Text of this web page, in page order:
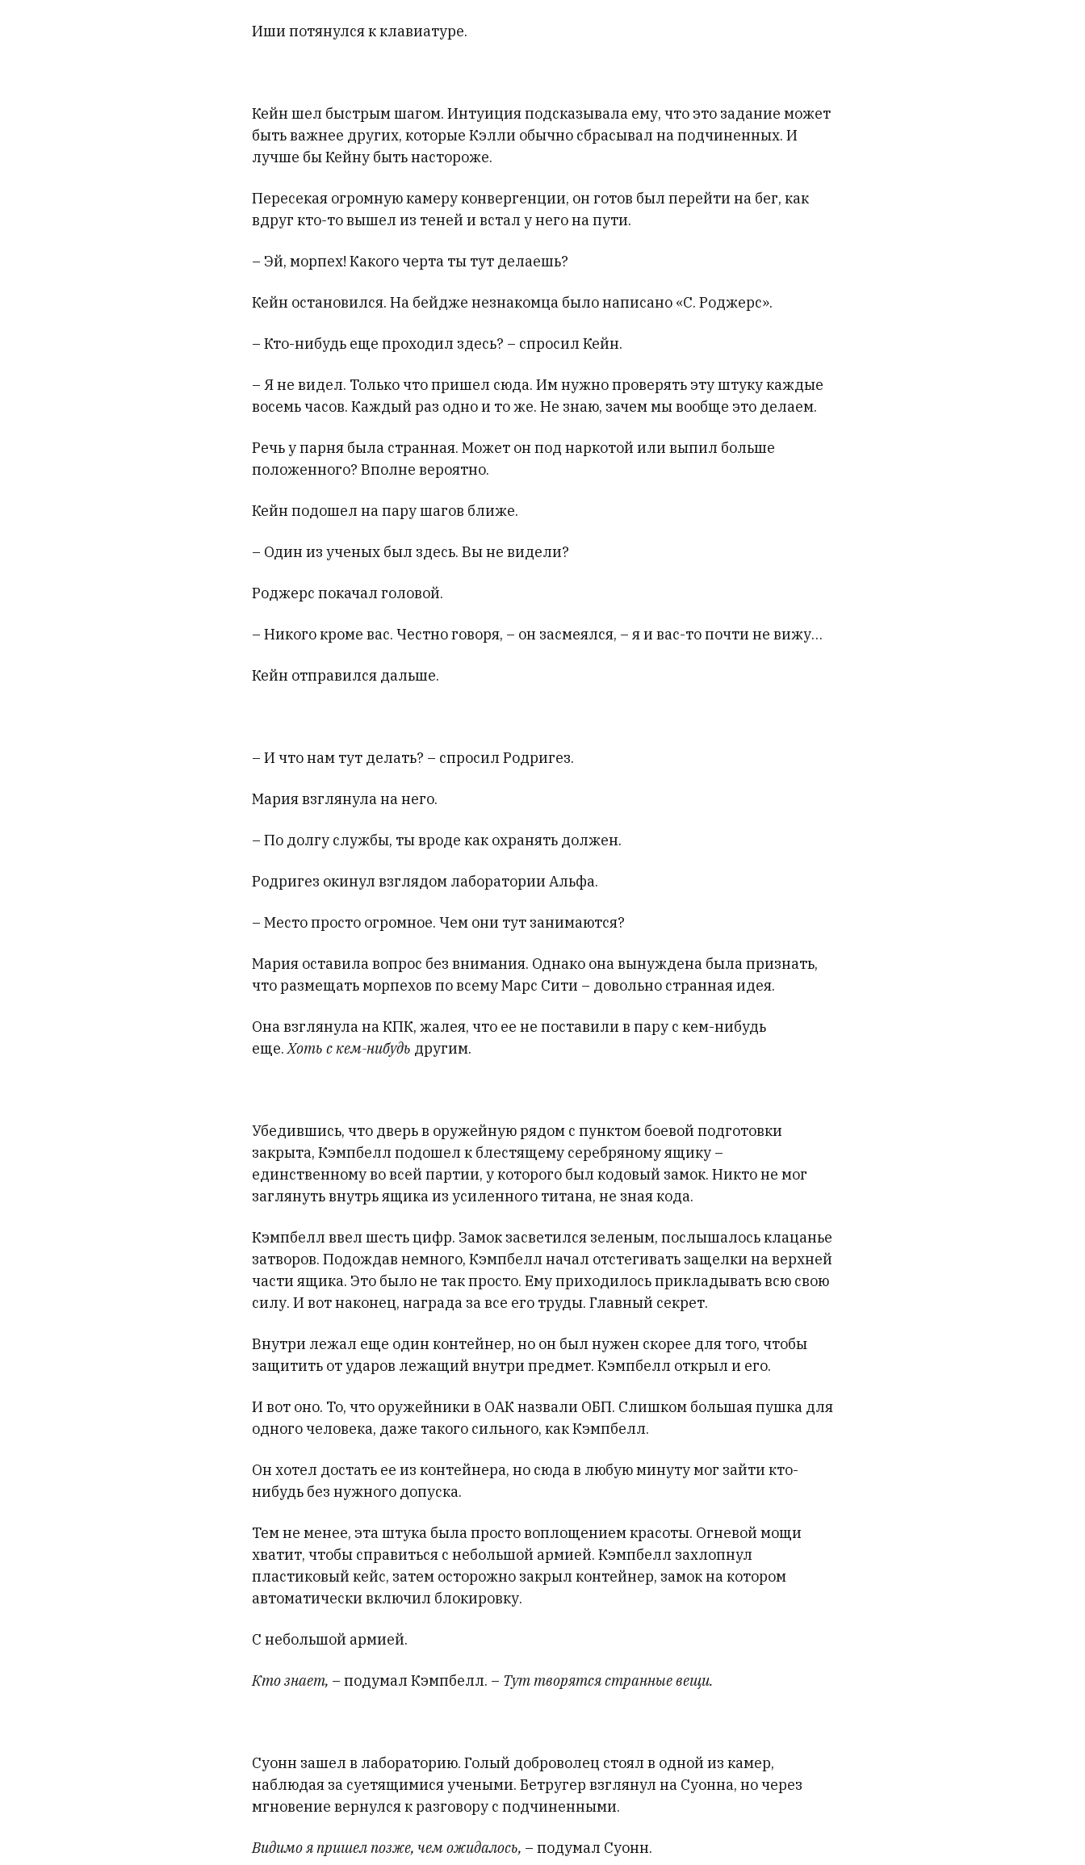
Иши потянулся к клавиатуре.
Кейн шел быстрым шагом. Интуиция подсказывала ему, что это задание может
быть важнее других, которые Кэлли обычно сбрасывал на подчиненных. И
лучше бы Кейну быть настороже.
Пересекая огромную камеру конвергенции, он готов был перейти на бег, как
вдруг кто-то вышел из теней и встал у него на пути.
– Эй, морпех! Какого черта ты тут делаешь?
Кейн остановился. На бейдже незнакомца было написано «С. Роджерс».
– Кто-нибудь еще проходил здесь? – спросил Кейн.
– Я не видел. Только что пришел сюда. Им нужно проверять эту штуку каждые
восемь часов. Каждый раз одно и то же. Не знаю, зачем мы вообще это делаем.
Речь у парня была странная. Может он под наркотой или выпил больше
положенного? Вполне вероятно.
Кейн подошел на пару шагов ближе.
– Один из ученых был здесь. Вы не видели?
Роджерс покачал головой.
– Никого кроме вас. Честно говоря, – он засмеялся, – я и вас-то почти не вижу…
Кейн отправился дальше.
– И что нам тут делать? – спросил Родригез.
Мария взглянула на него.
– По долгу службы, ты вроде как охранять должен.
Родригез окинул взглядом лаборатории Альфа.
– Место просто огромное. Чем они тут занимаются?
Мария оставила вопрос без внимания. Однако она вынуждена была признать,
что размещать морпехов по всему Марс Сити – довольно странная идея.
Она взглянула на КПК, жалея, что ее не поставили в пару с кем-нибудь
еще.Хоть с кем-нибудь другим.
Убедившись, что дверь в оружейную рядом с пунктом боевой подготовки
закрыта, Кэмпбелл подошел к блестящему серебряному ящику –
единственному во всей партии, у которого был кодовый замок. Никто не мог
заглянуть внутрь ящика из усиленного титана, не зная кода.
Кэмпбелл ввел шесть цифр. Замок засветился зеленым, послышалось клацанье
затворов. Подождав немного, Кэмпбелл начал отстегивать защелки на верхней
части ящика. Это было не так просто. Ему приходилось прикладывать всю свою
силу. И вот наконец, награда за все его труды. Главный секрет.
Внутри лежал еще один контейнер, но он был нужен скорее для того, чтобы
защитить от ударов лежащий внутри предмет. Кэмпбелл открыл и его.
И вот оно. То, что оружейники в ОАК назвали ОБП. Слишком большая пушка для
одного человека, даже такого сильного, как Кэмпбелл.
Он хотел достать ее из контейнера, но сюда в любую минуту мог зайти кто-
нибудь без нужного допуска.
Тем не менее, эта штука была просто воплощением красоты. Огневой мощи
хватит, чтобы справиться с небольшой армией. Кэмпбелл захлопнул
пластиковый кейс, затем осторожно закрыл контейнер, замок на котором
автоматически включил блокировку.
С небольшой армией.
Кто знает, – подумал Кэмпбелл. – Тут творятся странные вещи.
Суонн зашел в лабораторию. Голый доброволец стоял в одной из камер,
наблюдая за суетящимися учеными. Бетругер взглянул на Суонна, но через
мгновение вернулся к разговору с подчиненными.
Видимо я пришел позже, чем ожидалось, – подумал Суонн.